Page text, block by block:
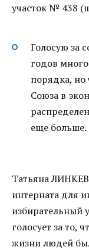
участок № 438
Голосую за
годов
порядка, но
Союза в
еще больше.
Татьяна
интерната для
избирательный
голосует за то,
жизни людей